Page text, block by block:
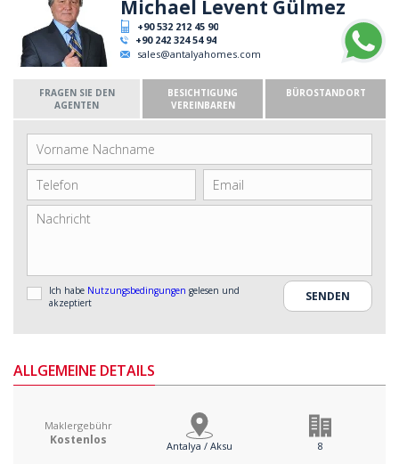
Michael Levent Gülmez
+90 532 212 45 90
+90 242 324 54 94
sales@antalyahomes.com
FRAGEN SIE DEN
AGENTEN
BESICHTIGUNG
VEREINBAREN
BÜROSTANDORT
Ich habe Nutzungsbedingungen gelesen und
akzeptiert
ALLGEMEINE DETAILS
Maklergebühr
Kostenlos Antalya / Aksu 8